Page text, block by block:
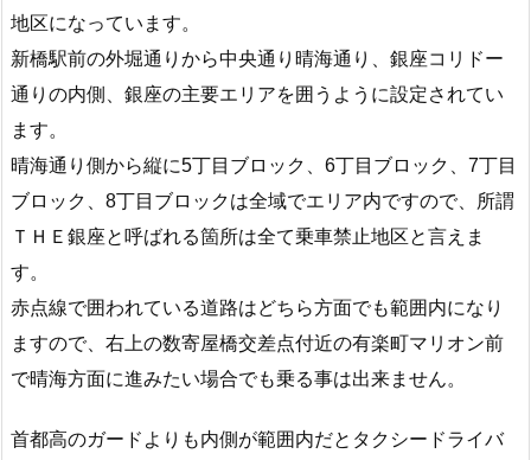
地区になっています。
新橋駅前の外堀通りから中央通り晴海通り、銀座コリドー
通りの内側、銀座の主要エリアを囲うように設定されてい
ます。
晴海通り側から縦に5丁目ブロック、6丁目ブロック、7丁目
ブロック、8丁目ブロックは全域でエリア内ですので、所謂
ＴＨＥ銀座と呼ばれる箇所は全て乗車禁止地区と言えま
す。
赤点線で囲われている道路はどちら方面でも範囲内になり
ますので、右上の数寄屋橋交差点付近の有楽町マリオン前
で晴海方面に進みたい場合でも乗る事は出来ません。
首都高のガードよりも内側が範囲内だとタクシードライバ